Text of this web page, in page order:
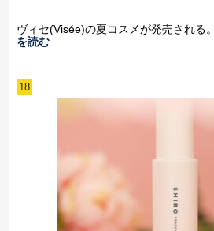
ヴィセ(Visée)の夏コスメが発売される
を読む
18